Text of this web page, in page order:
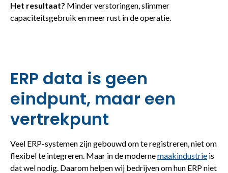
Het resultaat? Minder verstoringen, slimmer
capaciteitsgebruik en meer rust in de operatie.
ERP data is geen
eindpunt, maar een
vertrekpunt
Veel ERP-systemen zijn gebouwd om te registreren, niet om
flexibel te integreren. Maar in de modernemaakindustrie is
dat wel nodig. Daarom helpen wij bedrijven om hun ERP niet